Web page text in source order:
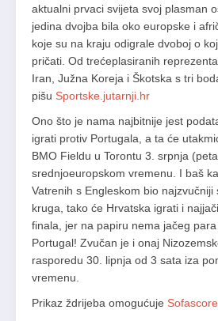
aktualni prvaci svijeta svoj plasman
jedina dvojba bila oko europske i
koje su na kraju odigrale dvoboj o
pričati. Od trećeplasiranih
Iran, Južna Koreja i Škotska s tri
pišu Sportske.jutarnji.hr
Ono što je nama najbitnije jest
igrati protiv Portugala, a ta će
BMO Fieldu u Torontu 3. srpnja
srednjoeuropskom vremenu. I baš
Vatrenih s Engleskom bio najzvučniji
kruga, tako će Hrvatska igrati i
finala, jer na papiru nema jačeg
Portugal! Zvučan je i onaj
rasporedu 30. lipnja od 3 sata iza
vremenu.
Prikaz ždrijeba omogućuje Sofascore